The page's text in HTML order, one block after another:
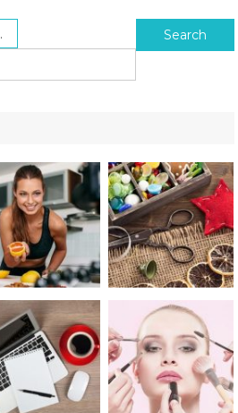
Search for: